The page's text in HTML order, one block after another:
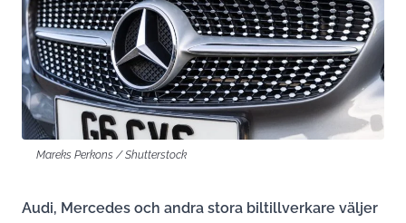
Mareks Perkons / Shutterstock
Audi, Mercedes och andra stora biltillverkare väljer